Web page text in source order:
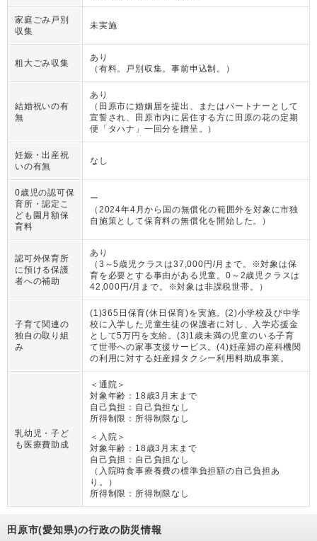
家庭ごみ戸別
収集
未実施
粗大ごみ収集
あり
（ 有料。戸別収集。事前申込制。 ）
結婚祝いの有
無
あり
（ 田原市に婚姻届を提出、またはパートナーとして
宣誓され、田原市内に居住する方に田原の花の定期
便「タハナ」一回分を贈呈。
）
妊娠・出産祝
いの有無
なし
0歳児の認可保
育所・認定こ
ども園月額保
育料
ー
（ 2024年4月から国の無償化の範囲外を対象に市独
自施策として保育料の無償化を開始した。
）
認可外保育所
に預ける保護
者への補助
あり
（ 3～5歳児クラスは37,000円/月まで。※対象は保
育を必要とする事由がある児童。0～2歳児クラスは
42,000円/月まで。※対象は非課税世帯。
）
子育て関連の
独自の取り組
み
(1)365日保育(休日保育)を実施。(2)小学校及び中学
校に入学した児童生徒の保護者に対し、入学応援金
として5万円を支給。(3)1歳未満の児童のいる子育
て世帯への家事支援サービス。(4)妊産婦の産科機関
の利用に対する妊産婦タクシー利用料助成事業。
乳幼児・子ど
も医療費助成
＜通院＞
対象年齢： 18歳3月末まで
自己負担： 自己負担なし
所得制限： 所得制限なし
＜入院＞
対象年齢： 18歳3月末まで
自己負担： 自己負担なし
（ 入院時食事療養費の標準負担額の自己負担あ
り。
）
所得制限： 所得制限なし
田原市(愛知県)の行政の防災情報